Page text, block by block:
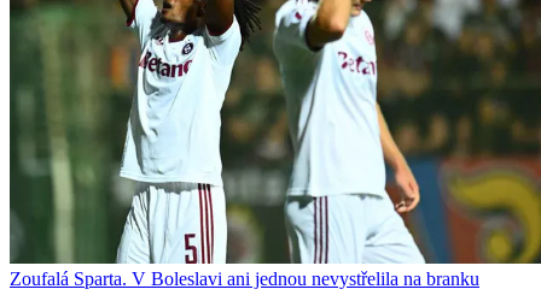
Zoufalá Sparta. V Boleslavi ani jednou nevystřelila na branku